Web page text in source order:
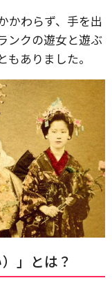
かわらず、手を出
ンクの遊女と遊ぶ
ありました。
」とは？